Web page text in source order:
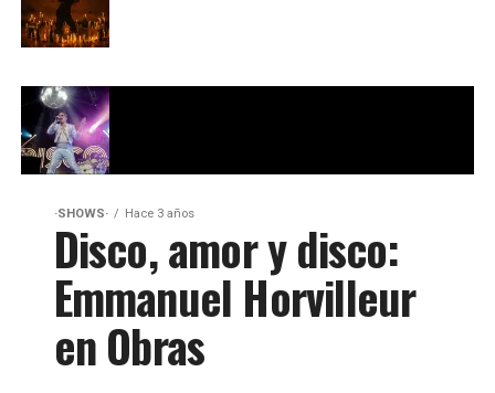
·SHOWS· Hace 3 años
Disco, amor y disco:
Emmanuel Horvilleur
en Obras